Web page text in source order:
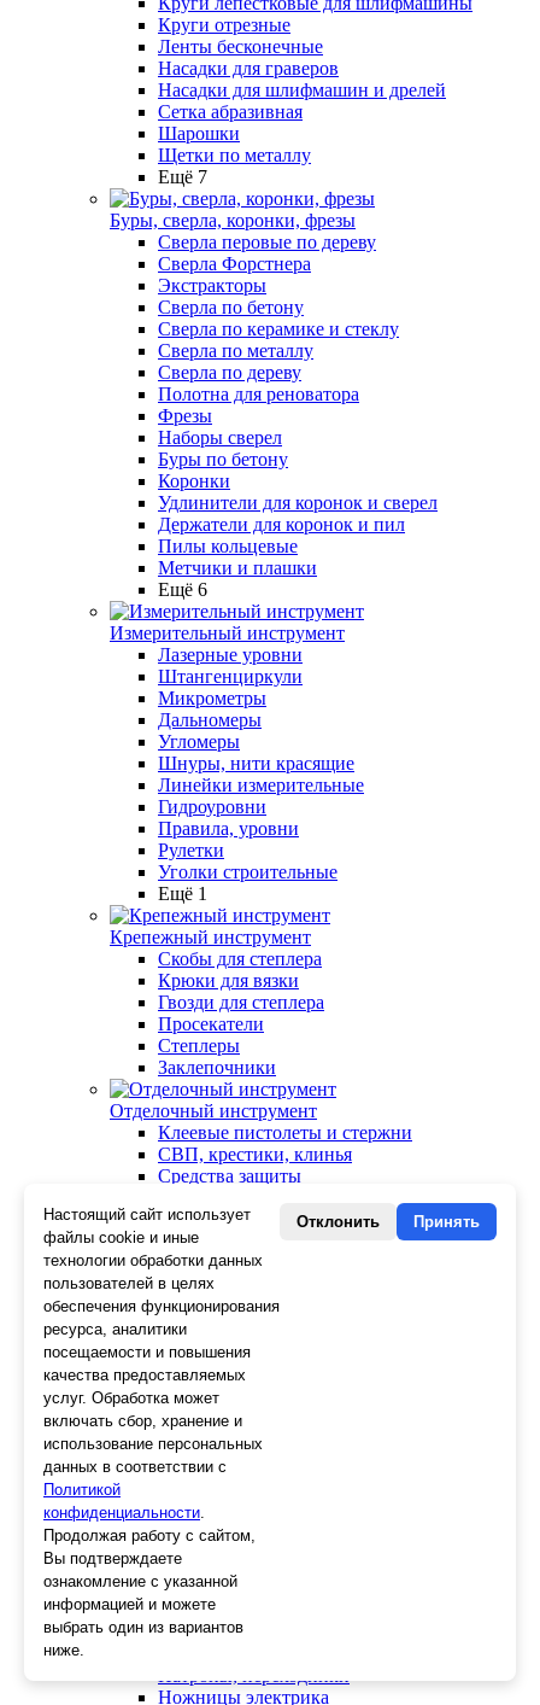
Круги отрезные
Ленты бесконечные
Насадки для граверов
Насадки для шлифмашин и дрелей
Сетка абразивная
Шарошки
Щетки по металлу
Ещё 7
Буры, сверла, коронки, фрезы
Сверла перовые по дереву
Сверла Форстнера
Экстракторы
Сверла по бетону
Сверла по керамике и стеклу
Сверла по металлу
Сверла по дереву
Полотна для реноватора
Фрезы
Наборы сверел
Буры по бетону
Коронки
Удлинители для коронок и сверел
Держатели для коронок и пил
Пилы кольцевые
Метчики и плашки
Ещё 6
Измерительный инструмент
Лазерные уровни
Штангенциркули
Микрометры
Дальномеры
Угломеры
Шнуры, нити красящие
Линейки измерительные
Гидроуровни
Правила, уровни
Рулетки
Уголки строительные
Ещё 1
Крепежный инструмент
Скобы для степлера
Крюки для вязки
Гвозди для степлера
Просекатели
Степлеры
Заклепочники
Отделочный инструмент
Клеевые пистолеты и стержни
СВП, крестики, клинья
Средства защиты
Ножи
Лезвия
Лента малярная, скотч
Стеклорезы
Плиткорезы
Пистолеты для герметика и пены
Шила
Стеклоткань, серпянка
Ещё 2
Слесарный инструмент
Болторезы
Тонкогубцы, утконосы
Бокорезы
Кувалды
Молотки
Головки
Зенкера, бородки, кернеры
Ножницы электрика
Настоящий сайт использует
файлы cookie и иные
технологии обработки данных
пользователей в целях
обеспечения функционирования
ресурса, аналитики
посещаемости и повышения
качества предоставляемых
услуг. Обработка может
включать сбор, хранение и
использование персональных
данных в соответствии с
Политикой
конфиденциальности.
Продолжая работу с сайтом,
Вы подтверждаете
ознакомление с указанной
информацией и можете
выбрать один из вариантов
ниже.
Отклонить Принять